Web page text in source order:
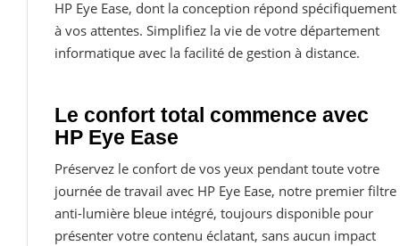
HP Eye Ease, dont la conception répond spécifiquement
à vos attentes. Simplifiez la vie de votre département
informatique avec la facilité de gestion à distance.
Le confort total commence avec
HP Eye Ease
Préservez le confort de vos yeux pendant toute votre
journée de travail avec HP Eye Ease, notre premier filtre
anti-lumière bleue intégré, toujours disponible pour
présenter votre contenu éclatant, sans aucun impact